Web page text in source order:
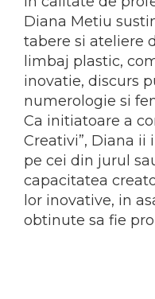
Diana Metiu
tabere si ateliere
limbaj plastic,
inovatie, discurs
numerologie si
Ca initiatoare a
Creativi”, Diana ii
pe cei din jurul
capacitatea
lor inovative, in
obtinute sa fie